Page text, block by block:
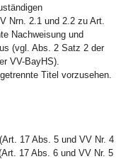
Nrn. 2.1 und 2.2 zu Art.
Nachweisung und
(vgl. Abs. 2 Satz 2 der
VV-BayHS).
Titel vorzusehen.
17 Abs. 5 und VV Nr. 4
17 Abs. 6 und VV Nr. 5